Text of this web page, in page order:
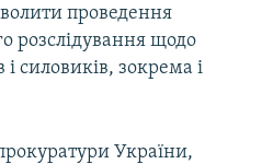
проведення
розслідування щодо
силовиків, зокрема і
України,